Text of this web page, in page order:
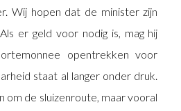
Wij hopen dat de minister zijn
er geld voor nodig is, mag hij
opentrekken voor
staat al langer onder druk.
om de sluizenroute, maar vooral